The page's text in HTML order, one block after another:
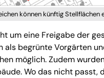
können künftig Stellflächen
um eine Freigabe der
als begrünte Vorgärten
möglich. Zudem
Wo das nicht passt,